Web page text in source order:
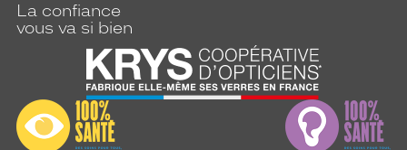
La confiance
vous va si bien